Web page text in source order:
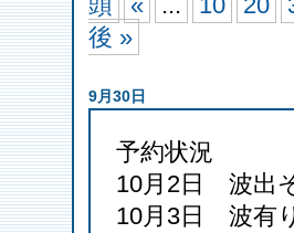
後 »
9月30日
予約状況
10月2日 波出
10月3日 波有